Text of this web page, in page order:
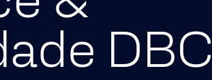
Experiência Digital e Agilidade
DBC